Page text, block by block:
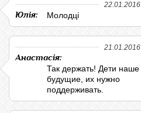
22.01.2016
Юлія: Молодці
21.01.2016
Анастасія:
Так держать! Дети наше
будущие, их нужно
поддерживать.